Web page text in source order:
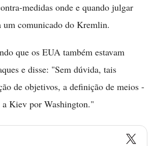
medidas onde e quando julgar
comunicado do Kremlin.
que os EUA também estavam
e disse: "Sem dúvida, tais
de objetivos, a definição de meios -
Kiev por Washington."